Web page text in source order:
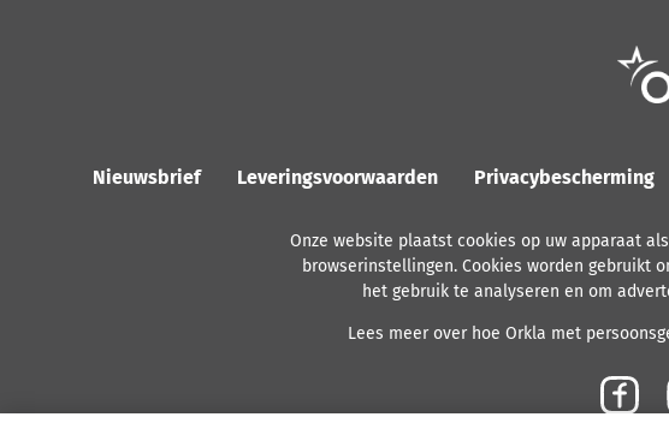
Nieuwsbrief Leveringsvoorwaarden Privacybescherming
Onze website plaatst cookies op uw apparaat
browserinstellingen. Cookies worden gebruikt
het gebruik te analyseren en om
Lees meer over hoe Orkla met
F